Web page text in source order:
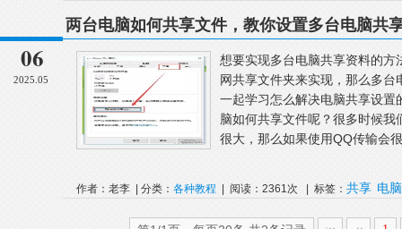
06
2025.05
两台电脑如何共享文件，教你设置多台电脑共
想要实现多台电脑共享资料的
网共享文件夹来实现，那么多
一起学习怎么解决电脑共享设
脑如何共享文件呢？很多时候
很大，那么如果使用QQ传输会
作者：老李 | 分类： 各种教程 | 阅读：2361次 | 标签： 共享 电脑